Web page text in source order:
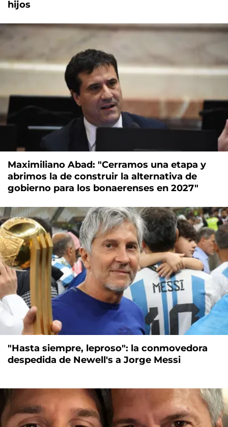
hijos
Maximiliano Abad: "Cerramos una etapa y
abrimos la de construir la alternativa de
gobierno para los bonaerenses en 2027"
"Hasta siempre, leproso": la conmovedora
despedida de Newell's a Jorge Messi